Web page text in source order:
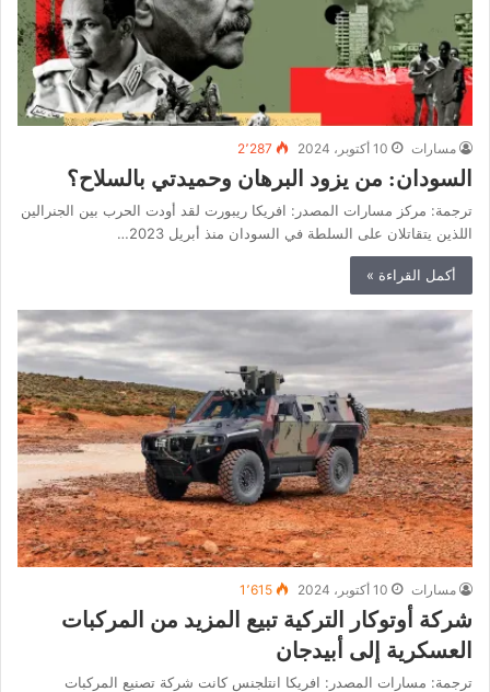
مسارات 10 أكتوبر، 2024 2٬287
السودان: من يزود البرهان وحميدتي بالسلاح؟
ترجمة: مركز مسارات المصدر: افريكا ريبورت لقد أودت الحرب بين الجنرالين
اللذين يتقاتلان على السلطة في السودان منذ أبريل 2023…
أكمل القراءة »
مسارات 10 أكتوبر، 2024 1٬615
شركة أوتوكار التركية تبيع المزيد من المركبات
العسكرية إلى أبيدجان
ترجمة: مسارات المصدر: افريكا انتلجنس كانت شركة تصنيع المركبات